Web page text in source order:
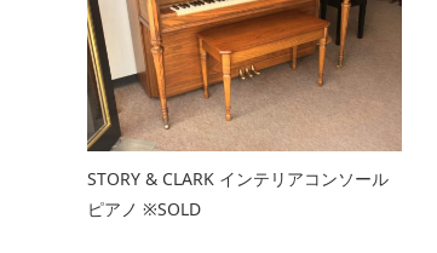
STORY & CLARK インテリアコンソール
ピアノ ※SOLD